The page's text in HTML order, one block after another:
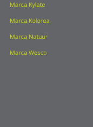
Marca Kylate
Marca Kolorea
Marca Natuur
Marca Wesco